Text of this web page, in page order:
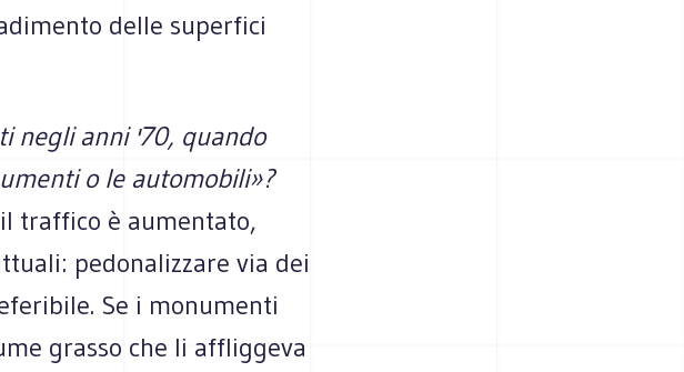
delle superfici
negli anni '70, quando
o le automobili»?
traffico è aumentato,
pedonalizzare via dei
Se i monumenti
grasso che li affliggeva